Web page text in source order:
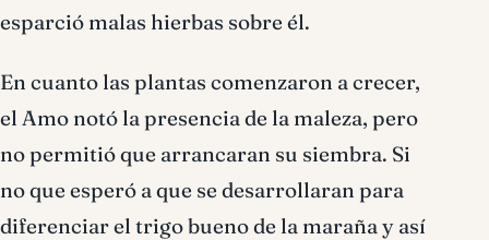
esparció malas hierbas sobre él.
En cuanto las plantas comenzaron a crecer,
el Amo notó la presencia de la maleza, pero
no permitió que arrancaran su siembra. Si
no que esperó a que se desarrollaran para
diferenciar el trigo bueno de la maraña y así